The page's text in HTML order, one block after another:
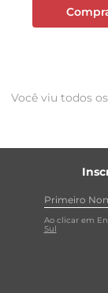
Você viu todos os
Ao clicar em
Sul